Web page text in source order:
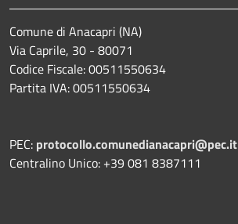
Comune di Anacapri (NA)
Via Caprile, 30 - 80071
Codice Fiscale: 00511550634
Partita IVA: 00511550634
PEC: protocollo.comunedianacapri@pec.it
Centralino Unico: +39 081 8387111